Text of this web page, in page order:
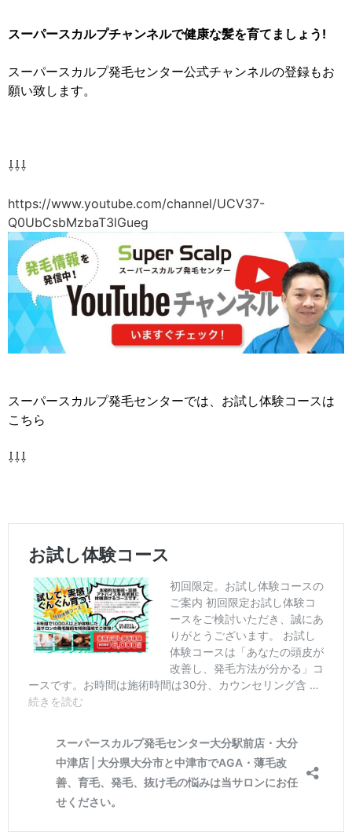
スーパースカルプチャンネルで健康な髪を育てましょう!
スーパースカルプ発毛センター公式チャンネルの登録もお
願い致します。
⇩⇩⇩
https://www.youtube.com/channel/UCV37-
Q0UbCsbMzbaT3lGueg
スーパースカルプ発毛センターでは、お試し体験コースは
こちら
⇩⇩⇩